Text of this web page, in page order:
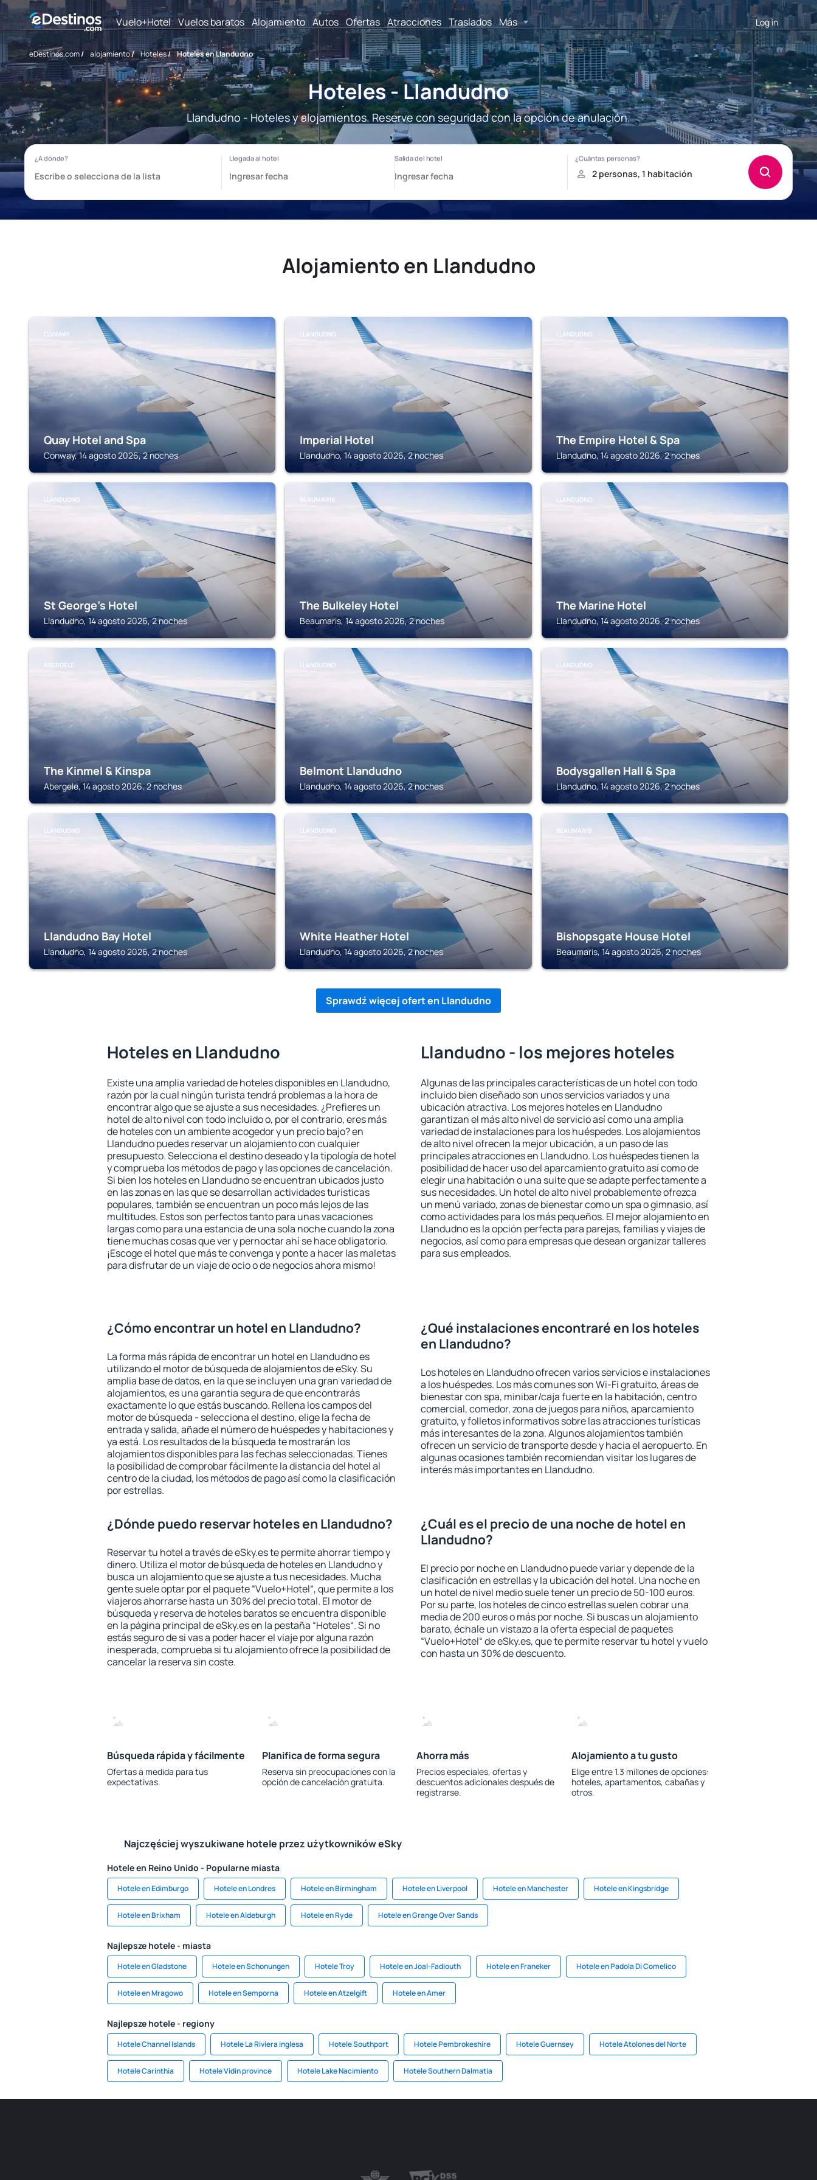
Vuelo+Hotel Vuelos baratos Alojamiento Autos Ofertas Atracciones Traslados Más Log in
eDestinos.com/ alojamiento/ Hoteles/ Hoteles en Llandudno
Hoteles - Llandudno
Llandudno - Hoteles y alojamientos. Reserve con seguridad con la opción de anulación.
Alojamiento en Llandudno
CONWAY
Quay Hotel and Spa
Conway, 14 agosto 2026, 2 noches
LLANDUDNO
Imperial Hotel
Llandudno, 14 agosto 2026, 2 noches
LLANDUDNO
The Empire Hotel & Spa
Llandudno, 14 agosto 2026, 2 noches
LLANDUDNO
St George's Hotel
Llandudno, 14 agosto 2026, 2 noches
BEAUMARIS
The Bulkeley Hotel
Beaumaris, 14 agosto 2026, 2 noches
LLANDUDNO
The Marine Hotel
Llandudno, 14 agosto 2026, 2 noches
ABERGELE
The Kinmel & Kinspa
Abergele, 14 agosto 2026, 2 noches
LLANDUDNO
Belmont Llandudno
Llandudno, 14 agosto 2026, 2 noches
LLANDUDNO
Bodysgallen Hall & Spa
Llandudno, 14 agosto 2026, 2 noches
LLANDUDNO
Llandudno Bay Hotel
Llandudno, 14 agosto 2026, 2 noches
LLANDUDNO
White Heather Hotel
Llandudno, 14 agosto 2026, 2 noches
BEAUMARIS
Bishopsgate House Hotel
Beaumaris, 14 agosto 2026, 2 noches
Sprawdź więcej ofert en Llandudno
Hoteles en Llandudno
Existe una amplia variedad de hoteles disponibles en Llandudno,
razón por la cual ningún turista tendrá problemas a la hora de
encontrar algo que se ajuste a sus necesidades. ¿Prefieres un
hotel de alto nivel con todo incluido o, por el contrario, eres más
de hoteles con un ambiente acogedor y un precio bajo? en
Llandudno puedes reservar un alojamiento con cualquier
presupuesto. Selecciona el destino deseado y la tipología de hotel
y comprueba los métodos de pago y las opciones de cancelación.
Si bien los hoteles en Llandudno se encuentran ubicados justo
en las zonas en las que se desarrollan actividades turísticas
populares, también se encuentran un poco más lejos de las
multitudes. Estos son perfectos tanto para unas vacaciones
largas como para una estancia de una sola noche cuando la zona
tiene muchas cosas que ver y pernoctar ahí se hace obligatorio.
¡Escoge el hotel que más te convenga y ponte a hacer las maletas
para disfrutar de un viaje de ocio o de negocios ahora mismo!
Llandudno - los mejores hoteles
Algunas de las principales características de un hotel con todo
incluido bien diseñado son unos servicios variados y una
ubicación atractiva. Los mejores hoteles en Llandudno
garantizan el más alto nivel de servicio así como una amplia
variedad de instalaciones para los huéspedes. Los alojamientos
de alto nivel ofrecen la mejor ubicación, a un paso de las
principales atracciones en Llandudno. Los huéspedes tienen la
posibilidad de hacer uso del aparcamiento gratuito así como de
elegir una habitación o una suite que se adapte perfectamente a
sus necesidades. Un hotel de alto nivel probablemente ofrezca
un menú variado, zonas de bienestar como un spa o gimnasio, así
como actividades para los más pequeños. El mejor alojamiento en
Llandudno es la opción perfecta para parejas, familias y viajes de
negocios, así como para empresas que desean organizar talleres
para sus empleados.
¿Cómo encontrar un hotel en Llandudno?
La forma más rápida de encontrar un hotel en Llandudno es
utilizando el motor de búsqueda de alojamientos de eSky. Su
amplia base de datos, en la que se incluyen una gran variedad de
alojamientos, es una garantía segura de que encontrarás
exactamente lo que estás buscando. Rellena los campos del
motor de búsqueda - selecciona el destino, elige la fecha de
entrada y salida, añade el número de huéspedes y habitaciones y
ya está. Los resultados de la búsqueda te mostrarán los
alojamientos disponibles para las fechas seleccionadas. Tienes
la posibilidad de comprobar fácilmente la distancia del hotel al
centro de la ciudad, los métodos de pago así como la clasificación
por estrellas.
¿Qué instalaciones encontraré en los hoteles
en Llandudno?
Los hoteles en Llandudno ofrecen varios servicios e instalaciones
a los huéspedes. Los más comunes son Wi-Fi gratuito, áreas de
bienestar con spa, minibar/caja fuerte en la habitación, centro
comercial, comedor, zona de juegos para niños, aparcamiento
gratuito, y folletos informativos sobre las atracciones turísticas
más interesantes de la zona. Algunos alojamientos también
ofrecen un servicio de transporte desde y hacia el aeropuerto. En
algunas ocasiones también recomiendan visitar los lugares de
interés más importantes en Llandudno.
¿Dónde puedo reservar hoteles en Llandudno?
Reservar tu hotel a través de eSky.es te permite ahorrar tiempo y
dinero. Utiliza el motor de búsqueda de hoteles en Llandudno y
busca un alojamiento que se ajuste a tus necesidades. Mucha
gente suele optar por el paquete “Vuelo+Hotel“, que permite a los
viajeros ahorrarse hasta un 30% del precio total. El motor de
búsqueda y reserva de hoteles baratos se encuentra disponible
en la página principal de eSky.es en la pestaña “Hoteles“. Si no
estás seguro de si vas a poder hacer el viaje por alguna razón
inesperada, comprueba si tu alojamiento ofrece la posibilidad de
cancelar la reserva sin coste.
¿Cuál es el precio de una noche de hotel en
Llandudno?
El precio por noche en Llandudno puede variar y depende de la
clasificación en estrellas y la ubicación del hotel. Una noche en
un hotel de nivel medio suele tener un precio de 50-100 euros.
Por su parte, los hoteles de cinco estrellas suelen cobrar una
media de 200 euros o más por noche. Si buscas un alojamiento
barato, échale un vistazo a la oferta especial de paquetes
“Vuelo+Hotel“ de eSky.es, que te permite reservar tu hotel y vuelo
con hasta un 30% de descuento.
Búsqueda rápida y fácilmente
Ofertas a medida para tus
expectativas.
Planifica de forma segura
Reserva sin preocupaciones con la
opción de cancelación gratuita.
Ahorra más
Precios especiales, ofertas y
descuentos adicionales después de
registrarse.
Alojamiento a tu gusto
Elige entre 1.3 millones de opciones:
hoteles, apartamentos, cabañas y
otros.
Najczęściej wyszukiwane hotele przez użytkowników eSky
Hotele en Reino Unido - Popularne miasta
Hotele en Edimburgo Hotele en Londres Hotele en Birmingham Hotele en Liverpool Hotele en Manchester Hotele en Kingsbridge
Hotele en Brixham Hotele en Aldeburgh Hotele en Ryde Hotele en Grange Over Sands
Najlepsze hotele - miasta
Hotele en Gladstone Hotele en Schonungen Hotele Troy Hotele en Joal-Fadiouth Hotele en Franeker Hotele en Padola Di Comelico
Hotele en Mragowo Hotele en Semporna Hotele en Atzelgift Hotele en Amer
Najlepsze hotele - regiony
Hotele Channel Islands Hotele La Riviera inglesa Hotele Southport Hotele Pembrokeshire Hotele Guernsey Hotele Atolones del Norte
Hotele Carinthia Hotele Vidin province Hotele Lake Nacimiento Hotele Southern Dalmatia